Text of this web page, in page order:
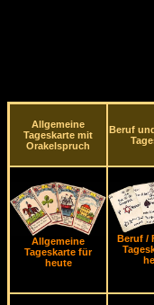
Allgemeine
Tageskarte mit
Orakelspruch
Beruf
Allgemeine
Tageskarte für
heute
Beruf /